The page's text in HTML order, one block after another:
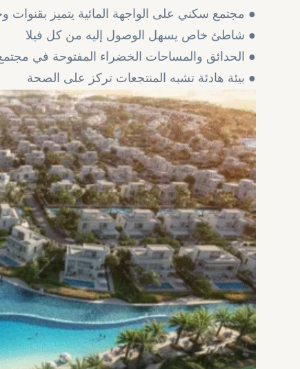
● مجتمع سكني على الواجهة المائية يتميز بقنوات وجداول متصلة
● شاطئ خاص يسهل الوصول إليه من كل فيلا
● الحدائق والمساحات الخضراء المفتوحة في مجتمع الواحة
● بيئة هادئة تشبه المنتجعات تركز على الصحة